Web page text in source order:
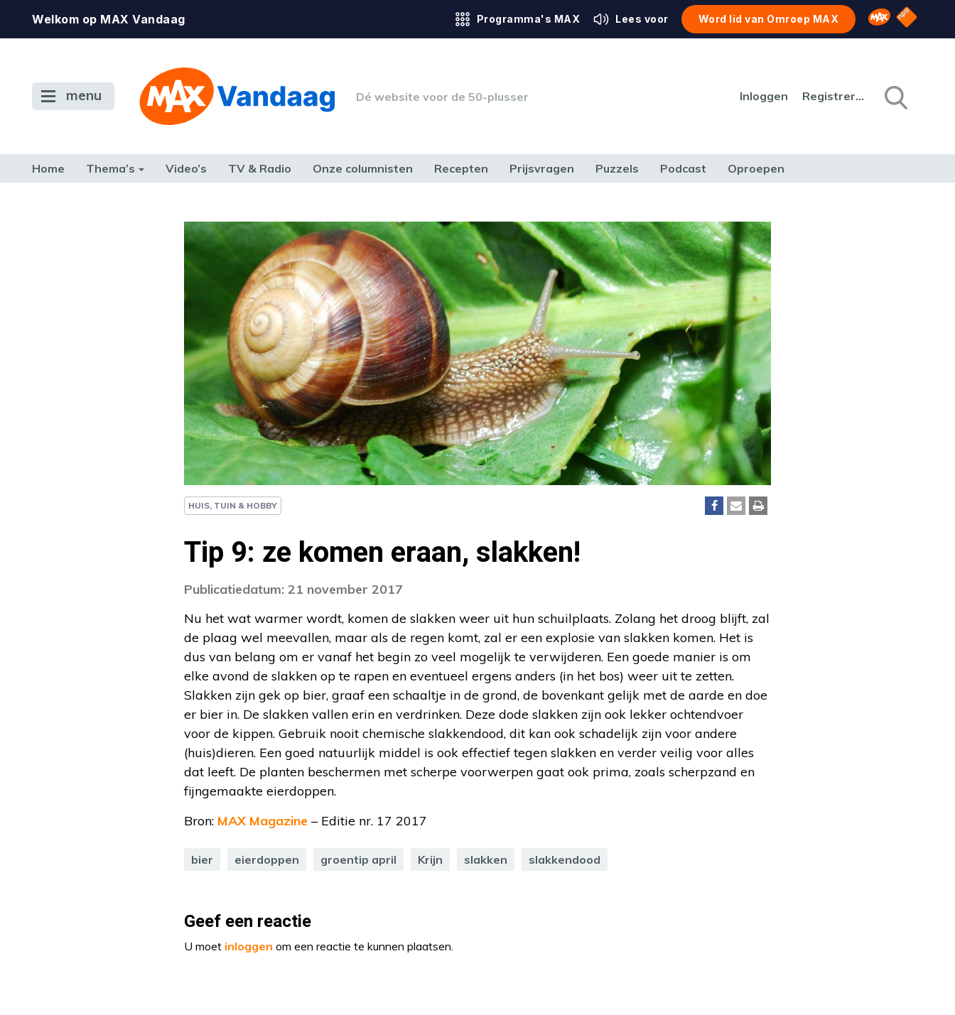
Welkom op MAX Vandaag Programma's MAX Lees voor Word lid van Omroep MAX Omroep MAX
NPO
menu Dé website voor de 50-plusser Inloggen Registreren
Home Thema’s Video’s TV & Radio Onze columnisten Recepten Prijsvragen Puzzels Podcast Oproepen
HUIS, TUIN & HOBBY
Tip 9: ze komen eraan, slakken!
Publicatiedatum: 21 november 2017
Nu het wat warmer wordt, komen de slakken weer uit hun schuilplaats. Zolang het droog blijft, zal
de plaag wel meevallen, maar als de regen komt, zal er een explosie van slakken komen. Het is
dus van belang om er vanaf het begin zo veel mogelijk te verwijderen. Een goede manier is om
elke avond de slakken op te rapen en eventueel ergens anders (in het bos) weer uit te zetten.
Slakken zijn gek op bier, graaf een schaaltje in de grond, de bovenkant gelijk met de aarde en doe
er bier in. De slakken vallen erin en verdrinken. Deze dode slakken zijn ook lekker ochtendvoer
voor de kippen. Gebruik nooit chemische slakkendood, dit kan ook schadelijk zijn voor andere
(huis)dieren. Een goed natuurlijk middel is ook effectief tegen slakken en verder veilig voor alles
dat leeft. De planten beschermen met scherpe voorwerpen gaat ook prima, zoals scherpzand en
fijngemaakte eierdoppen.
Bron: MAX Magazine – Editie nr. 17 2017
bier eierdoppen groentip april Krijn slakken slakkendood
Geef een reactie
U moet inloggen om een reactie te kunnen plaatsen.